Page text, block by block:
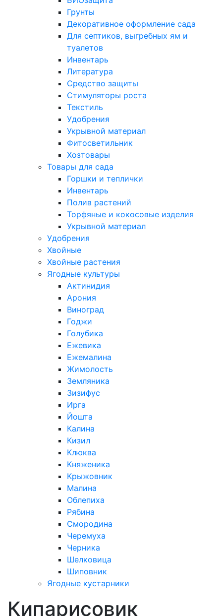
Грунты
Декоративное оформление сада
Для септиков, выгребных ям и
туалетов
Инвентарь
Литература
Средство защиты
Стимуляторы роста
Текстиль
Удобрения
Укрывной материал
Фитосветильник
Хозтовары
Товары для сада
Горшки и теплички
Инвентарь
Полив растений
Торфяные и кокосовые изделия
Укрывной материал
Удобрения
Хвойные
Хвойные растения
Ягодные культуры
Актинидия
Арония
Виноград
Годжи
Голубика
Ежевика
Ежемалина
Жимолость
Земляника
Зизифус
Ирга
Йошта
Калина
Кизил
Клюква
Княженика
Крыжовник
Малина
Облепиха
Рябина
Смородина
Черемуха
Черника
Шелковица
Шиповник
Ягодные кустарники
Кипарисовик